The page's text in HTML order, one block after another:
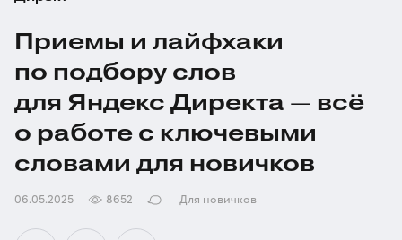
Приемы и лайфхаки
по подбору слов
для Яндекс Директа — всё
о работе с ключевыми
словами для новичков
06.05.2025 8652 Для новичков